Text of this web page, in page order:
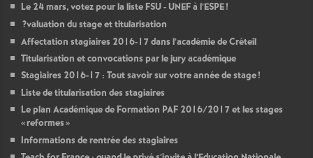
Le 24 mars, votez pour la listeFSU-UNEFà l’ESPE!
?valuation du stage et titularisation
Affectation stagiaires 2016-17 dans l’académie de Créteil
Titularisation et convocations par le jury académique
Stagiaires 2016-17 : Tout savoir sur votre année de stage!
Liste de titularisation des stagiaires
Le plan Académique de Formation PAF 2016/2017 et les stages
«reformes»
Informations de rentrée des stagiaires